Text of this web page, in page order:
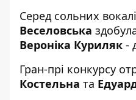
Серед сольних
Веселовська
Вероніка Куриляк -
Гран-прі конкурсу
Костельна та